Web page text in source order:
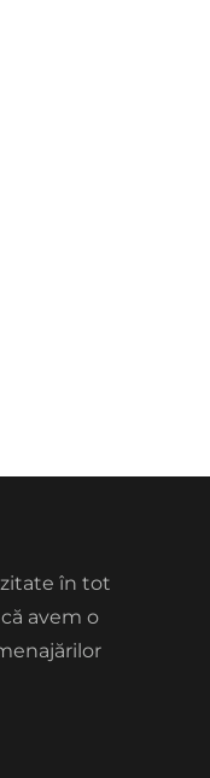
în tot
avem o